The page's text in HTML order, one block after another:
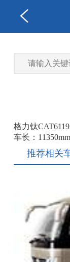
格力钛
车长：11350mm
推荐相关